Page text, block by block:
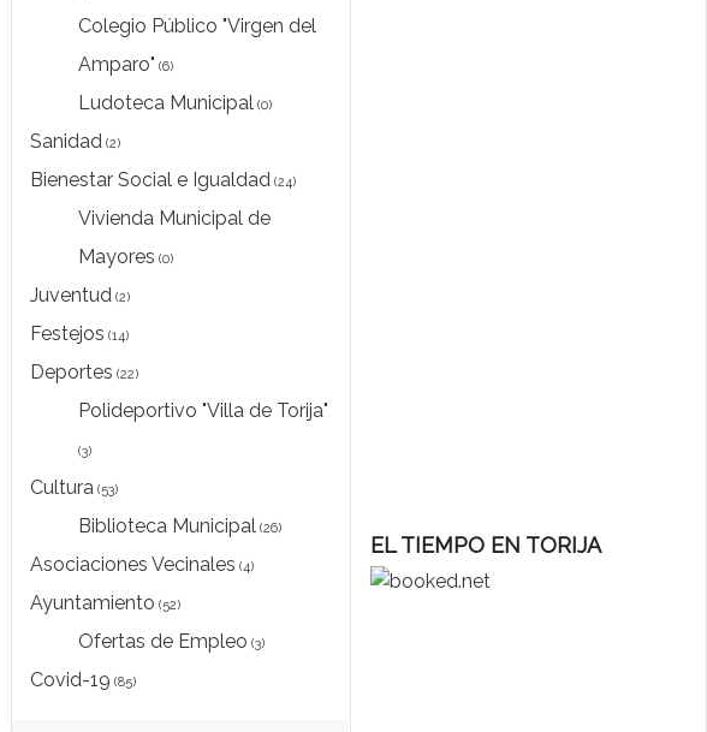
Colegio Público "Virgen del
Amparo" (6)
Ludoteca Municipal (0)
Sanidad (2)
Bienestar Social e Igualdad (24)
Vivienda Municipal de
Mayores (0)
Juventud (2)
Festejos (14)
Deportes (22)
Polideportivo "Villa de Torija"
(3)
Cultura (53)
Biblioteca Municipal (26)
Asociaciones Vecinales (4)
Ayuntamiento (52)
Ofertas de Empleo (3)
Covid-19 (85)
EL TIEMPO EN TORIJA